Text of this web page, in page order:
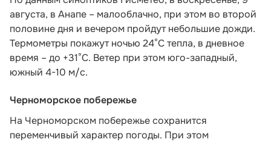
августа, в Анапе – малооблачно, при этом во второй
половине дня и вечером пройдут небольшие дожди.
Термометры покажут ночью 24°C тепла, в дневное
время – до +31°C. Ветер при этом юго-западный,
южный 4-10 м/с.
Черноморское побережье
На Черноморском побережье сохранится
переменчивый характер погоды. При этом